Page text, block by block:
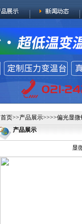
首页>>产品展示>>>>偏光显微
产品展示
显